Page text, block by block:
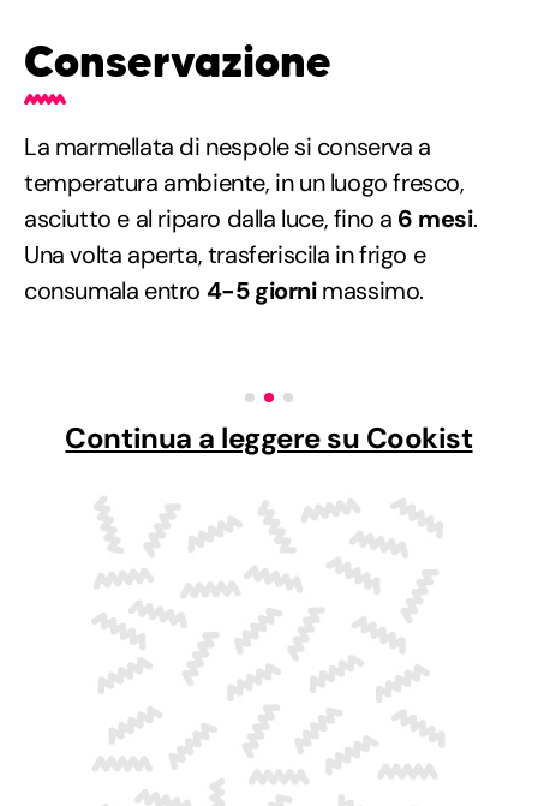
Conservazione
La marmellata di nespole si conserva a
temperatura ambiente, in un luogo fresco,
asciutto e al riparo dalla luce, fino a 6 mesi.
Una volta aperta, trasferiscila in frigo e
consumala entro 4-5 giornimassimo.
Continua a leggere su Cookist